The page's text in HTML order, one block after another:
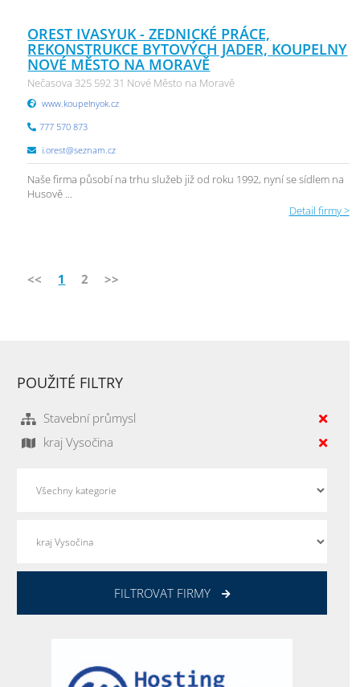
OREST IVASYUK - ZEDNICKÉ PRÁCE,
REKONSTRUKCE BYTOVÝCH JADER, KOUPELNY
NOVÉ MĚSTO NA MORAVĚ
Nečasova 325 592 31 Nové Město na Moravě
www.koupelnyok.cz
777 570 873
i.orest@seznam.cz
Naše firma působí na trhu služeb již od roku 1992, nyní se sídlem na
Husově ...
Detail firmy >
<< 1 2 >>
POUŽITÉ FILTRY
Stavební průmysl
kraj Vysočina
FILTROVAT FIRMY